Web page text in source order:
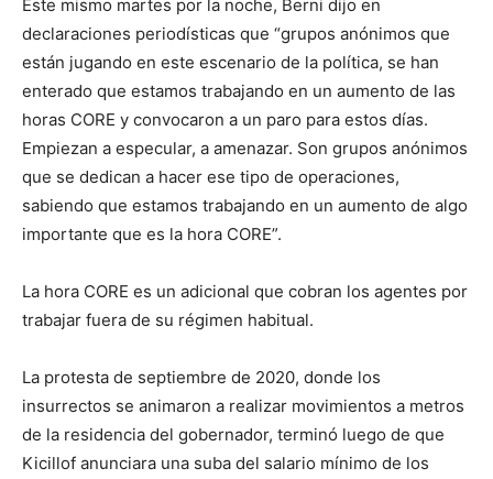
Este mismo martes por la noche, Berni dijo en
declaraciones periodísticas que “grupos anónimos que
están jugando en este escenario de la política, se han
enterado que estamos trabajando en un aumento de las
horas CORE y convocaron a un paro para estos días.
Empiezan a especular, a amenazar. Son grupos anónimos
que se dedican a hacer ese tipo de operaciones,
sabiendo que estamos trabajando en un aumento de algo
importante que es la hora CORE”.
La hora CORE es un adicional que cobran los agentes por
trabajar fuera de su régimen habitual.
La protesta de septiembre de 2020, donde los
insurrectos se animaron a realizar movimientos a metros
de la residencia del gobernador, terminó luego de que
Kicillof anunciara una suba del salario mínimo de los